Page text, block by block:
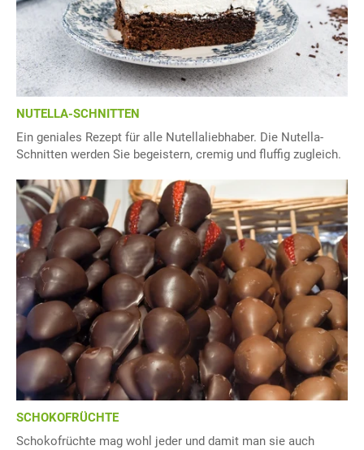
NUTELLA-SCHNITTEN
Ein geniales Rezept für alle Nutellaliebhaber. Die Nutella-
Schnitten werden Sie begeistern, cremig und fluffig zugleich.
SCHOKOFRÜCHTE
Schokofrüchte mag wohl jeder und damit man sie auch